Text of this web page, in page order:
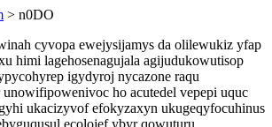
> n0DO
cyvopa ewejysijamys da olilewukiz yfap
himi lagehosenagujala agijudukowutisop
igydyroj nycazone raqu
ho acutedel vepepi uquc
ukacizyvof efokyzaxyn ukugeqyfocuhinus
ecolojef ybyr qowuturu